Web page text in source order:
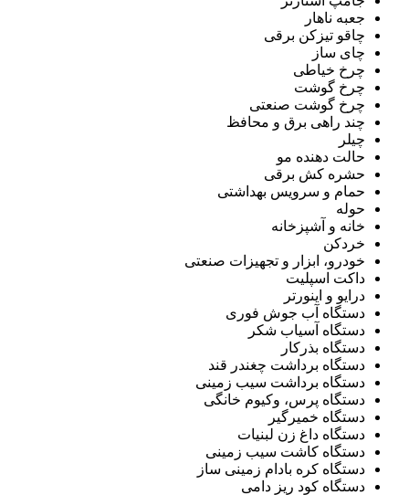
جعبه ناهار
چاقو تیزکن برقی
چای ساز
چرخ خیاطی
چرخ گوشت
چرخ گوشت صنعتی
چند راهی برق و محافظ
چیلر
حالت دهنده مو
حشره کش برقی
حمام و سرویس بهداشتی
حوله
خانه و آشپزخانه
خردکن
خودرو، ابزار و تجهیزات صنعتی
داکت اسپلیت
درایو و اینورتر
دستگاه آب جوش فوری
دستگاه آسیاب شکر
دستگاه بذرکار
دستگاه برداشت چغندر قند
دستگاه برداشت سیب زمینی
دستگاه پرس، وکیوم خانگی
دستگاه خمیرگیر
دستگاه داغ زن لبنیات
دستگاه کاشت سیب زمینی
دستگاه کره بادام زمینی ساز
دستگاه کود ریز دامی